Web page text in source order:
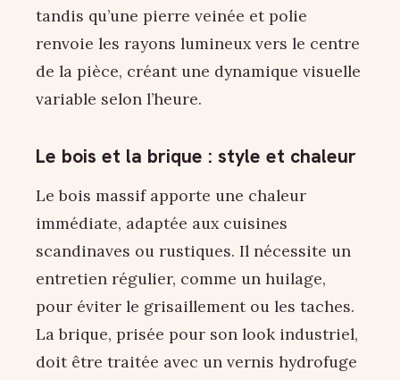
tandis qu’une pierre veinée et polie
renvoie les rayons lumineux vers le centre
de la pièce, créant une dynamique visuelle
variable selon l’heure.
Le bois et la brique : style et chaleur
Le bois massif apporte une chaleur
immédiate, adaptée aux cuisines
scandinaves ou rustiques. Il nécessite un
entretien régulier, comme un huilage,
pour éviter le grisaillement ou les taches.
La brique, prisée pour son look industriel,
doit être traitée avec un vernis hydrofuge